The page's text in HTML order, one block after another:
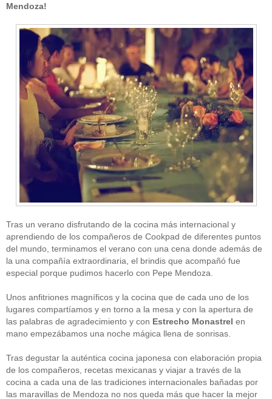
CATEGORÍAS
Alimentos(44)
America(8)
Carnes(3)
cataluña(1)
Cocina(38)
consejos(3)
El Celler de Can Roca(1)
Empresas(12)
Mendoza!
Tras un verano disfrutando de la cocina más internacional y
aprendiendo de los compañeros de Cookpad de diferentes puntos
del mundo, terminamos el verano con una cena donde además de
la una compañía extraordinaria, el brindis que acompañó fue
especial porque pudimos hacerlo con Pepe Mendoza.
Unos anfitriones magníficos y la cocina que de cada uno de los
lugares compartíamos y en torno a la mesa y con la apertura de
las palabras de agradecimiento y con Estrecho Monastrel en
mano empezábamos una noche mágica llena de sonrisas.
Tras degustar la auténtica cocina japonesa con elaboración propia
de los compañeros, recetas mexicanas y viajar a través de la
cocina a cada una de las tradiciones internacionales bañadas por
las maravillas de Mendoza no nos queda más que hacer la mejor